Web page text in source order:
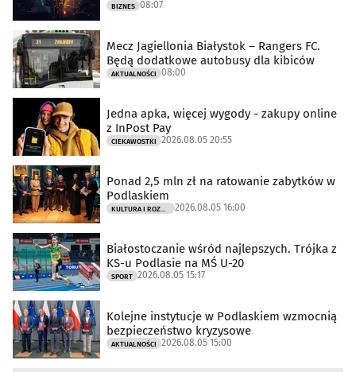
BIZNES 08:07
Mecz Jagiellonia Białystok – Rangers FC.
Będą dodatkowe autobusy dla kibiców
AKTUALNOŚCI 08:00
Jedna apka, więcej wygody - zakupy online
z InPost Pay
CIEKAWOSTKI 2026.08.05 20:55
Ponad 2,5 mln zł na ratowanie zabytków w
Podlaskiem
KULTURA I ROZRYWKA 2026.08.05 16:00
Białostoczanie wśród najlepszych. Trójka z
KS-u Podlasie na MŚ U-20
SPORT 2026.08.05 15:17
Kolejne instytucje w Podlaskiem wzmocnią
bezpieczeństwo kryzysowe
AKTUALNOŚCI 2026.08.05 15:00